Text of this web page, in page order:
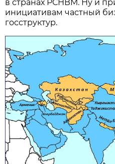
в странах РСНВМ. Ну и
инициативам частный
госструктур.